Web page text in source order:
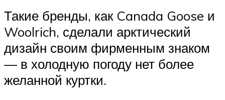
Такие бренды, как Canada Goose и
Woolrich, сделали арктический
дизайн своим фирменным знаком
— в холодную погоду нет более
желанной куртки.